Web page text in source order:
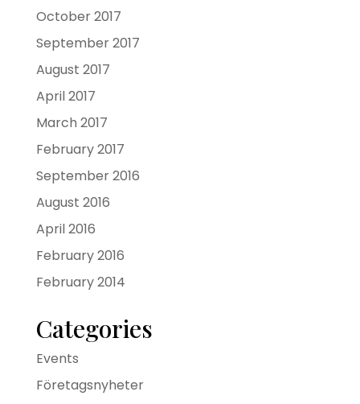
October 2017
September 2017
August 2017
April 2017
March 2017
February 2017
September 2016
August 2016
April 2016
February 2016
February 2014
Categories
Events
Företagsnyheter